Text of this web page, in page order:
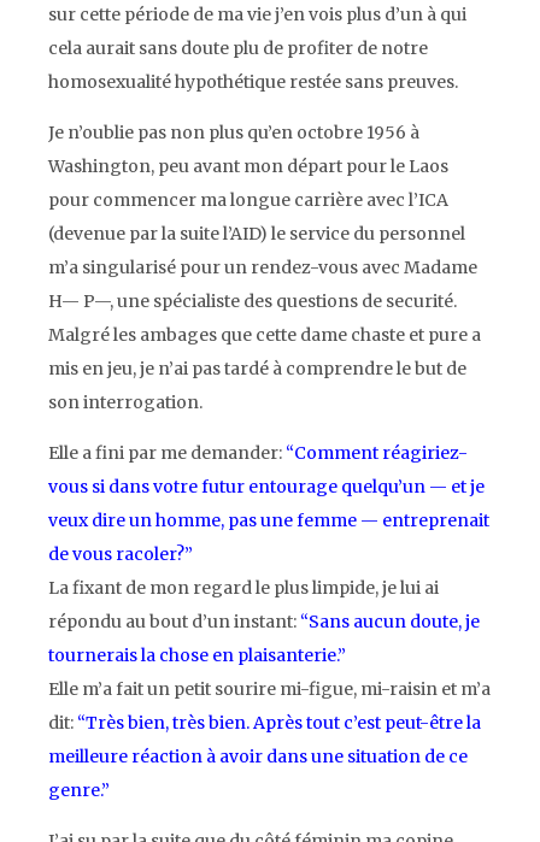
sur cette période de ma vie j’en vois plus d’un à qui
cela aurait sans doute plu de profiter de notre
homosexualité hypothétique restée sans preuves.
Je n’oublie pas non plus qu’en octobre 1956 à
Washington, peu avant mon départ pour le Laos
pour commencer ma longue carrière avec l’ICA
(devenue par la suite l’AID) le service du personnel
m’a singularisé pour un rendez-vous avec Madame
H— P—, une spécialiste des questions de securité.
Malgré les ambages que cette dame chaste et pure a
mis en jeu, je n’ai pas tardé à comprendre le but de
son interrogation.
Elle a fini par me demander: “Comment réagiriez-
vous si dans votre futur entourage quelqu’un — et je
veux dire un homme, pas une femme — entreprenait
de vous racoler?”
La fixant de mon regard le plus limpide, je lui ai
répondu au bout d’un instant: “Sans aucun doute, je
tournerais la chose en plaisanterie.”
Elle m’a fait un petit sourire mi-figue, mi-raisin et m’a
dit: “Très bien, très bien. Après tout c’est peut-être la
meilleure réaction à avoir dans une situation de ce
genre.”